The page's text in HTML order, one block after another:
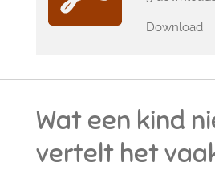
Download
Wat een kind
vertelt het